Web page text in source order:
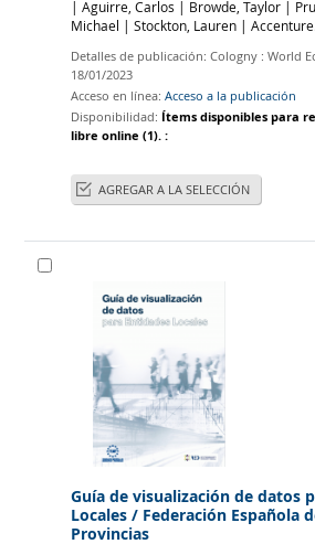
|Aguirre, Carlos | Browde, Taylor |
Michael |Stockton, Lauren |
Detalles de publicación:Cologny : World
18/01/2023
Acceso en línea:Acceso a la publicación
Disponibilidad: Ítems disponibles para
libre online (1).:
AGREGAR A LA SELECCIÓN
Guía de visualización de datos
Locales/ Federación Española
Provincias